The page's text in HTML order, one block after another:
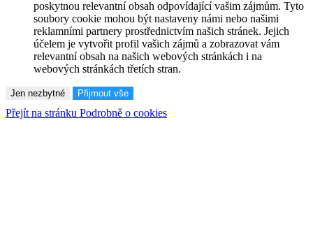
poskytnou relevantní obsah odpovídající vašim zájmům. Tyto
soubory cookie mohou být nastaveny námi nebo našimi
reklamními partnery prostřednictvím našich stránek. Jejich
účelem je vytvořit profil vašich zájmů a zobrazovat vám
relevantní obsah na našich webových stránkách i na
webových stránkách třetích stran.
Jen nezbytné Přijmout vše
Přejít na stránku Podrobně o cookies